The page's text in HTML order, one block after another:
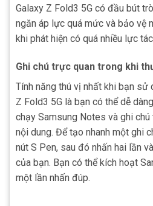
Galaxy Z Fold3 5G có đầu bút
ngăn áp lực quá mức và bảo vệ
khi phát hiện có quá nhiều lực
Ghi chú trực quan trong khi
Tính năng thú vị nhất khi bạn sử
Z Fold3 5G là bạn có thể dễ
chạy Samsung Notes và ghi
nội dung. Để tạo nhanh một ghi
nút S Pen, sau đó nhấn hai lần
của bạn. Bạn có thể kích hoạt
một lần nhấn đúp.